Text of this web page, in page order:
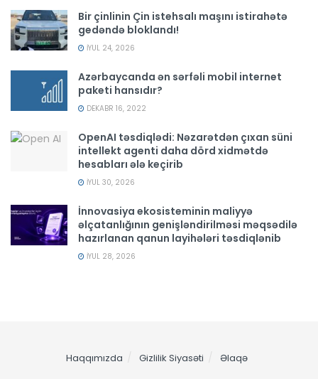
Bir çinlinin Çin istehsalı maşını istirahətə
gedəndə bloklandı!
İYUL 24, 2026
Azərbaycanda ən sərfəli mobil internet
paketi hansıdır?
DEKABR 16, 2022
OpenAI təsdiqlədi: Nəzarətdən çıxan süni
intellekt agenti daha dörd xidmətdə
hesabları ələ keçirib
İYUL 30, 2026
İnnovasiya ekosisteminin maliyyə
əlçatanlığının genişləndirilməsi məqsədilə
hazırlanan qanun layihələri təsdiqlənib
İYUL 28, 2026
Haqqımızda Gizlilik Siyasəti Əlaqə